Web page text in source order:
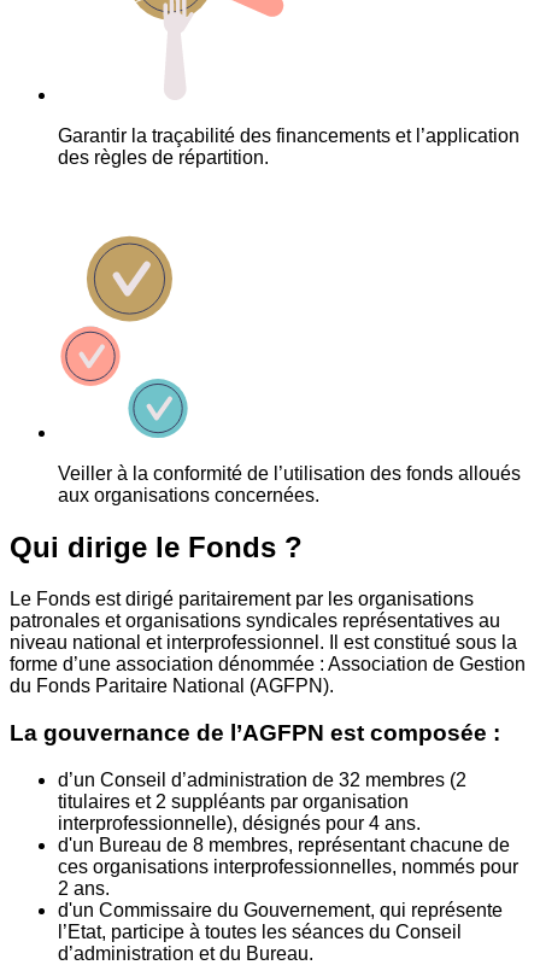
Garantir la traçabilité des financements et l’application
des règles de répartition.
Veiller à la conformité de l’utilisation des fonds alloués
aux organisations concernées.
Qui dirige le Fonds ?
Le Fonds est dirigé paritairement par les organisations
patronales et organisations syndicales représentatives au
niveau national et interprofessionnel. Il est constitué sous la
forme d’une association dénommée : Association de Gestion
du Fonds Paritaire National (AGFPN).
La gouvernance de l’AGFPN est composée :
d’un Conseil d’administration de 32 membres (2
titulaires et 2 suppléants par organisation
interprofessionnelle), désignés pour 4 ans.
d'un Bureau de 8 membres, représentant chacune de
ces organisations interprofessionnelles, nommés pour
2 ans.
d'un Commissaire du Gouvernement, qui représente
l’Etat, participe à toutes les séances du Conseil
d’administration et du Bureau.